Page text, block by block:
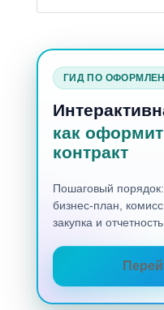
ГИД ПО
как
контракт
Пошаговый
бизнес-план,
закупка и